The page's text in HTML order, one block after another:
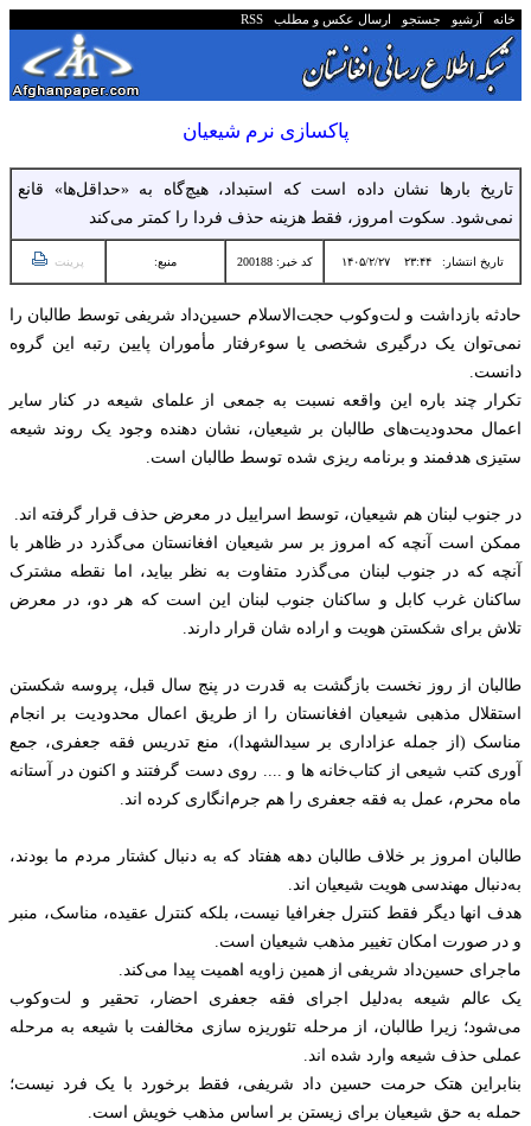
خانه آرشیو جستجو ارسال عکس و مطلب RSS
پاکسازی نرم شیعیان
تاریخ بارها نشان داده است که استبداد، هیچ‌گاه به «حداقل‌ها» قانع
نمی‌شود. سکوت امروز، فقط هزینه حذف فردا را کمتر می‌کند
تاریخ انتشار:۲۳:۴۴ ۱۴۰۵/۲/۲۷ کد خبر: 200188 منبع: پرینت
حادثه بازداشت و لت‌وکوب حجت‌الاسلام حسین‌داد شریفی توسط طالبان را
نمی‌توان یک درگیری شخصی یا سوءرفتار مأموران پایین رتبه این گروه
دانست.
تکرار چند باره این واقعه نسبت به جمعی از علمای شیعه در کنار سایر
اعمال محدودیت‌های طالبان بر شیعیان، نشان دهنده وجود یک روند شیعه
ستیزی هدفمند و برنامه ریزی شده توسط طالبان است.
در جنوب‌ لبنان هم شیعیان، توسط اسراییل در معرض حذف قرار گرفته اند.
ممکن است آنچه که امروز بر سر شیعیان افغانستان می‌گذرد در ظاهر با
آنچه که در جنوب لبنان می‌گذرد متفاوت به نظر بیاید، اما نقطه مشترک
ساکنان غرب کابل و ساکنان جنوب لبنان‌ اين است که هر دو، در معرض
تلاش برای شکستن هویت و اراده شان قرار دارند.
طالبان از روز نخست بازگشت به قدرت در پنج سال قبل، پروسه شکستن
استقلال مذهبی شیعیان افغانستان را از طریق اعمال محدودیت‌ بر انجام
مناسک (از جمله عزاداری بر سیدالشهدا)، منع تدریس فقه جعفری، جمع
آوری کتب شیعی از کتاب‌خانه ها و .... روی دست گرفتند و اکنون در آستانه
ماه محرم، عمل به فقه جعفری را هم جرم‌انگاری کرده اند.
طالبان امروز بر خلاف طالبان دهه هفتاد که به دنبال کشتار مردم ما بودند،
به‌دنبال مهندسی هویت‌ شیعیان اند.
هدف انها دیگر فقط کنترل جغرافیا نیست، بلکه کنترل عقیده، مناسک، منبر
و در صورت امکان تغییر مذهب شیعیان است.
ماجرای حسین‌داد شریفی از همین زاویه اهمیت پیدا می‌کند.
یک عالم شیعه به‌دلیل اجرای فقه جعفری احضار، تحقیر و لت‌وکوب
می‌شود؛ زیرا طالبان، از مرحله تئوریزه سازی مخالفت با شیعه به مرحله
عملی حذف شیعه وارد شده اند.
بنابراین هتک حرمت حسین داد شریفی، فقط برخورد با یک فرد نیست؛
حمله به حق شیعیان برای زیستن بر اساس مذهب خویش است.